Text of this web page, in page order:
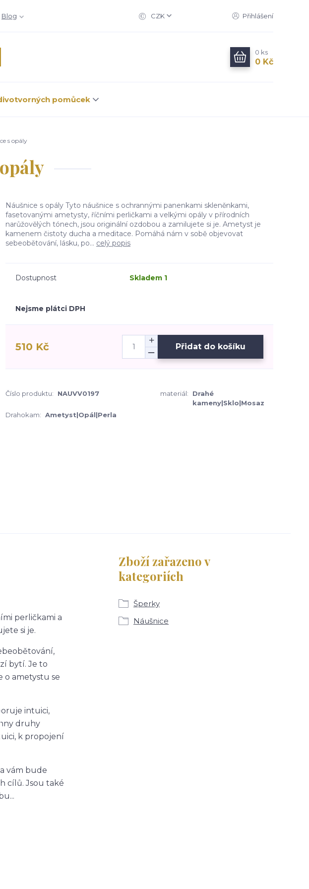
Blog CZK Přihlášení
0 ks
0 Kč
pomůcek
s opály
Náušnice s opály Tyto náušnice s ochrannými panenkami skleněnkami,
fasetovanými ametysty, říčními perličkami a velkými opály v přírodních
narůžovělých tónech, jsou originální ozdobou a zamilujete si je. Ametyst je
kamenem čistoty ducha a meditace. Pomáhá nám v sobě objevovat
sebeobětování, lásku, po... celý popis
Dostupnost Skladem 1
Nejsme plátci DPH
510 Kč Přidat do košíku
Číslo produktu: NAUVV0197 materiál:
Drahé
kameny|Sklo|Mosaz
Drahokam: Ametyst|Opál|Perla
perličkami a
si je.
bytí. Je to
o ametystu se
intuici,
druhy
k propojení
vám bude
cílů. Jsou také
Zboží zařazeno v
kategoriích
Šperky
Náušnice